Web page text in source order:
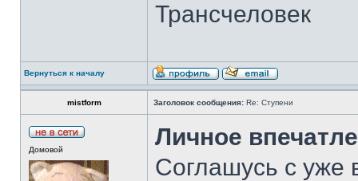
Трансчеловек
Вернуться к началу
mistform Заголовок сообщения: Re: Ступени
Домовой
Личное
Соглашусь с уже